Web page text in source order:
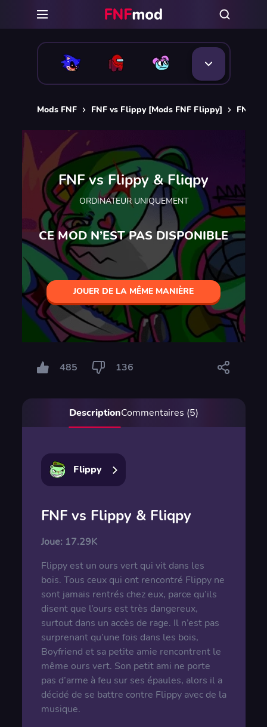
Mods FNF FNF vs Flippy [Mods FNF Flippy] FNF
FNF vs Flippy & Fliqpy
ORDINATEUR UNIQUEMENT
CE MOD N’EST PAS DISPONIBLE
JOUER DE LA MÊME MANIÈRE
485 136
DescriptionCommentaires (5)
Flippy
FNF vs Flippy & Fliqpy
Joue: 17.29K
Flippy est un ours vert qui vit dans les
bois. Tous ceux qui ont rencontré Flippy ne
sont jamais rentrés chez eux, parce qu’ils
disent que l’ours est très dangereux,
surtout dans un accès de rage. Il n’est pas
surprenant qu’une fois dans les bois,
Boyfriend et sa petite amie rencontrent le
même ours vert. Son petit ami ne porte
pas d’arme à feu sur ses épaules, alors il a
décidé de se battre contre Flippy avec de la
musique.